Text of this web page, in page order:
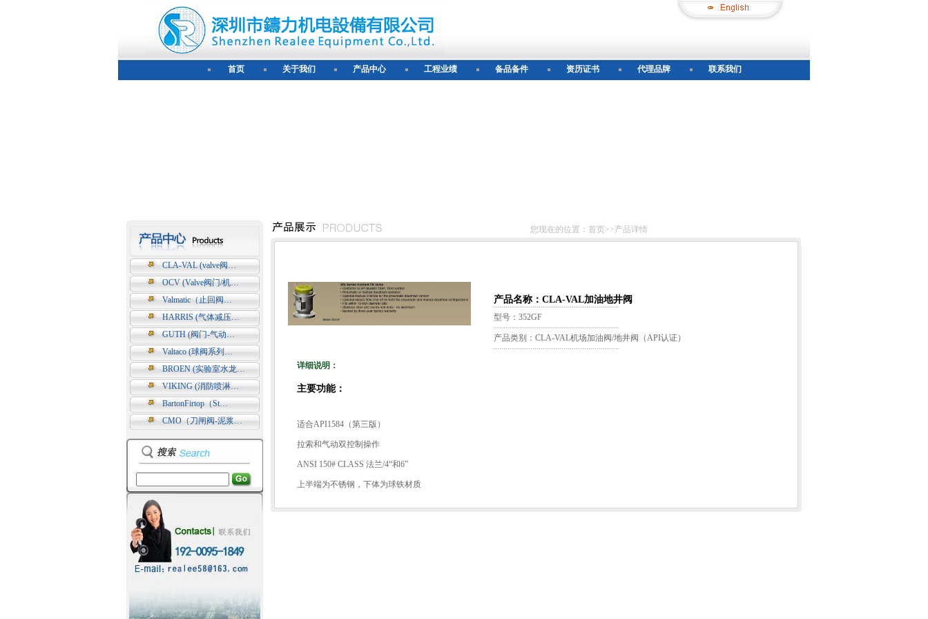
首页 关于我们 产品中心 工程业绩 备品备件 资历证书 代理品牌 联系我们
CLA-VAL (valve阀…
OCV (Valve阀门/机…
Valmatic（止回阀…
HARRIS (气体减压…
GUTH (阀门-气动…
Valtaco (球阀系列…
BROEN (实验室水龙…
VIKING (消防喷淋…
BartonFirtop（St…
CMO（刀闸阀-泥浆…
您现在的位置：首页>>产品详情
产品名称：CLA-VAL加油地井阀
型号：352GF
产品类别：CLA-VAL机场加油阀/地井阀（API认证）
详细说明：
主要功能：
适合API1584（第三版）
拉索和气动双控制操作
ANSI 150# CLASS 法兰/4“和6”
上半端为不锈钢，下体为球铁材质